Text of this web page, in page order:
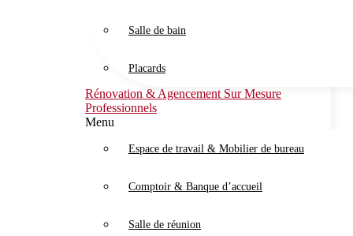
Salle de bain
Placards
Rénovation & Agencement Sur Mesure
Professionnels
Menu
Espace de travail & Mobilier de bureau
Comptoir & Banque d’accueil
Salle de réunion